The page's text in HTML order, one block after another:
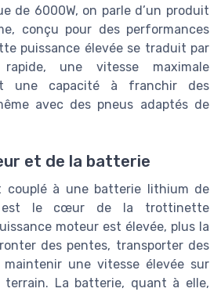
de 6000W, on parle d’un produit
conçu pour des performances
puissance élevée se traduit par
une vitesse maximale
une capacité à franchir des
avec des pneus adaptés de
et de la batterie
couplé à une batterie lithium de
est le cœur de la trottinette
moteur est élevée, plus la
des pentes, transporter des
une vitesse élevée sur
La batterie, quant à elle,